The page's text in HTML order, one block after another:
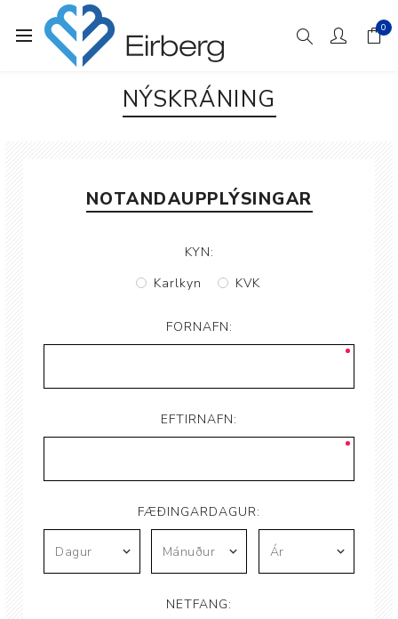
0
NÝSKRÁNING
NOTANDAUPPLÝSINGAR
KYN:
Karlkyn
KVK
FORNAFN:
EFTIRNAFN:
FÆÐINGARDAGUR:
NETFANG: